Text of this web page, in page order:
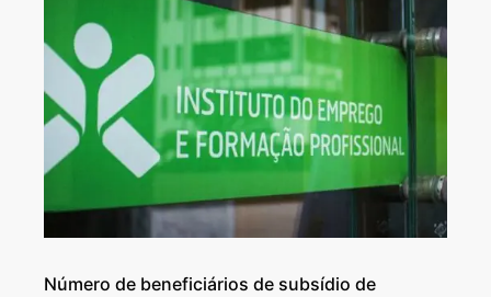
Número de beneficiários de subsídio de